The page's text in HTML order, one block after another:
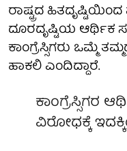
ರಾಷ್ಟ್ರದ
ದೂರದೃಷ್ಟಿಯ ಆರ್ಥಿಕ
ಕಾಂಗ್ರೆಸ್ಸಿಗರು ಒಮ್ಮೆ
ಹಾಕಲಿ ಎಂದಿದ್ದಾರೆ.
ಕಾಂಗ್ರೆಸ್ಸಿಗರ
ವಿರೋಧಕ್ಕೆ